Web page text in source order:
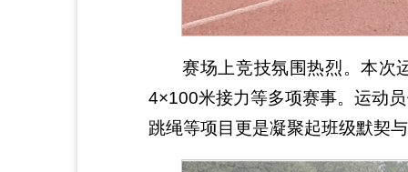
赛场上竞技氛围热烈。本次
4×100米接力等多项赛事。运动
跳绳等项目更是凝聚起班级默契